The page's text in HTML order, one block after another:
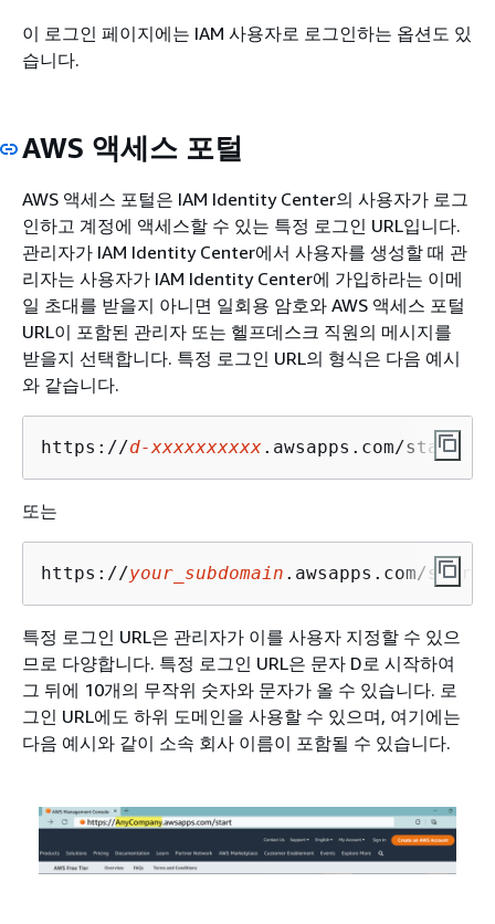
이 로그인 페이지에는 IAM 사용자로 로그인하는 옵션도 있
습니다.
AWS 액세스 포털
AWS 액세스 포털은 IAM Identity Center의 사용자가 로그
인하고 계정에 액세스할 수 있는 특정 로그인 URL입니다.
관리자가 IAM Identity Center에서 사용자를 생성할 때 관
리자는 사용자가 IAM Identity Center에 가입하라는 이메
일 초대를 받을지 아니면 일회용 암호와 AWS 액세스 포털
URL이 포함된 관리자 또는 헬프데스크 직원의 메시지를
받을지 선택합니다. 특정 로그인 URL의 형식은 다음 예시
와 같습니다.
https://d-xxxxxxxxxx.awsapps.com/start
또는
https://your_subdomain .awsapps.com/start
특정 로그인 URL은 관리자가 이를 사용자 지정할 수 있으
므로 다양합니다. 특정 로그인 URL은 문자 D로 시작하여
그 뒤에 10개의 무작위 숫자와 문자가 올 수 있습니다. 로
그인 URL에도 하위 도메인을 사용할 수 있으며, 여기에는
다음 예시와 같이 소속 회사 이름이 포함될 수 있습니다.